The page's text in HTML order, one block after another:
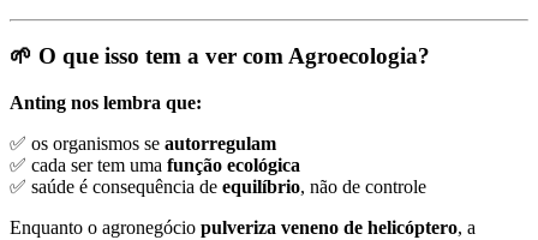
🌱 O que isso tem a ver com Agroecologia?
Anting nos lembra que:
✅ os organismos se autorregulam
✅ cada ser tem uma função ecológica
✅ saúde é consequência de equilíbrio, não de controle
Enquanto o agronegócio pulveriza veneno de helicóptero, a